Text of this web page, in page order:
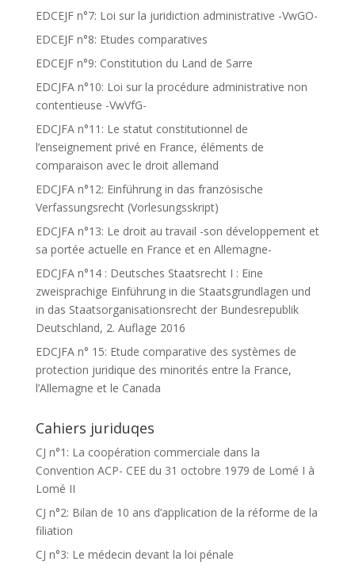
EDCEJF n°7: Loi sur la juridiction administrative -VwGO-
EDCEJF n°8: Etudes comparatives
EDCEJF n°9: Constitution du Land de Sarre
EDCJFA n°10: Loi sur la procédure administrative non
contentieuse -VwVfG-
EDCJFA n°11: Le statut constitutionnel de
l’enseignement privé en France, éléments de
comparaison avec le droit allemand
EDCJFA n°12: Einführung in das französische
Verfassungsrecht (Vorlesungsskript)
EDCJFA n°13: Le droit au travail -son développement et
sa portée actuelle en France et en Allemagne-
EDCJFA n°14 : Deutsches Staatsrecht I : Eine
zweisprachige Einführung in die Staatsgrundlagen und
in das Staatsorganisationsrecht der Bundesrepublik
Deutschland, 2. Auflage 2016
EDCJFA n° 15: Etude comparative des systèmes de
protection juridique des minorités entre la France,
l’Allemagne et le Canada
Cahiers juriduqes
CJ n°1: La coopération commerciale dans la
Convention ACP- CEE du 31 octobre 1979 de Lomé I à
Lomé II
CJ n°2: Bilan de 10 ans d’application de la réforme de la
filiation
CJ n°3: Le médecin devant la loi pénale